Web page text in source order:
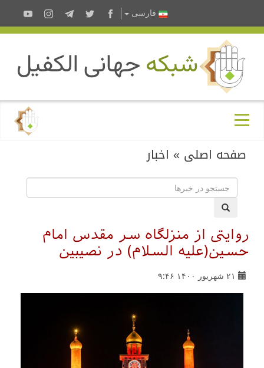
فارسى
صفحه اصلی » اخبار
روایتی از منزلگاه سر مقدس امام
حسین(علیه السلام) در نصیبین
۲۱ شهریور ۱۴۰۰ ۹:۴۶